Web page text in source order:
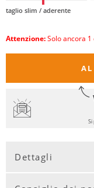
taglio slim / aderente
Attenzione: Solo ancora
AL
Dettagli